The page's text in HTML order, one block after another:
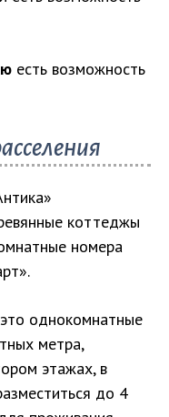
есть возможность
коттеджы
номера
однокомнатные
метра,
этажах, в
до 4